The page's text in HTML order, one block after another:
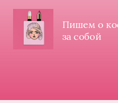
Пишем о
за собой